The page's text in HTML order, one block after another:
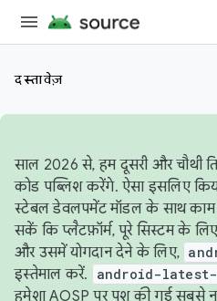
दस्तावेज़
साल 2026 से, हम दूसरी और चौथी
कोड पब्लिश करेंगे. ऐसा इसलिए
स्टेबल डेवलपमेंट मॉडल के साथ
सकें कि प्लैटफ़ॉर्म, पूरे सिस्टम के लिए
और उसमें योगदान देने के लिए,
इस्तेमाल करें.
android-
हमेशा AOSP पर पुश की गई सबसे